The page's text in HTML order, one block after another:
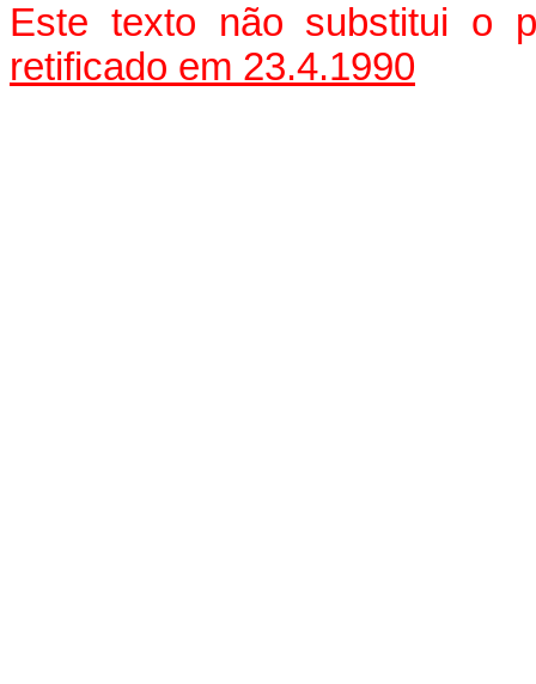
Este texto não substitui o
retificado em 23.4.1990